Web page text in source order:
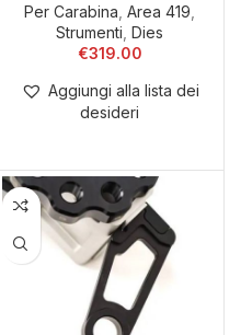
Per Carabina ,Area 419
Strumenti ,Dies
€319.00
Aggiungi alla lista dei
desideri